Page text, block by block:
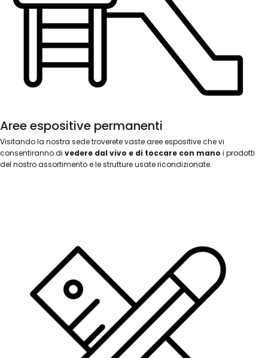
Aree espositive permanenti
Visitando la nostra sede troverete vaste aree espositive che vi
consentiranno di vedere dal vivo e di toccare con mano i prodotti
del nostro assortimento e le strutture usate ricondizionate.